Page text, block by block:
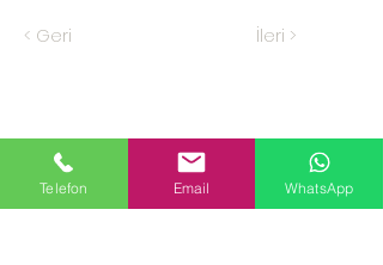
< Geri İleri >
KURUMSAL
Hakkımızda
Telefon Email WhatsApp